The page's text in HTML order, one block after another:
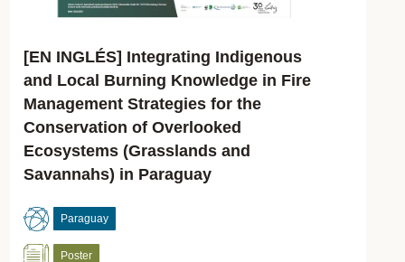
[EN INGLÉS] Integrating Indigenous
and Local Burning Knowledge in Fire
Management Strategies for the
Conservation of Overlooked
Ecosystems (Grasslands and
Savannahs) in Paraguay
Paraguay
Poster